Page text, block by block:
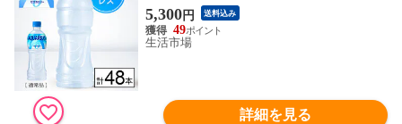
5,300円 送料込み
49
生活市場
詳細を見る